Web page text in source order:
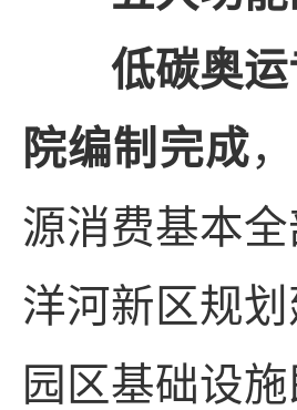
低碳奥
院编制完成
源消费基本
洋河新区规
园区基础设